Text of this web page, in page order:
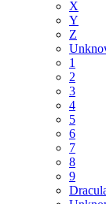
X
Y
Z
1
2
3
4
5
6
7
8
9